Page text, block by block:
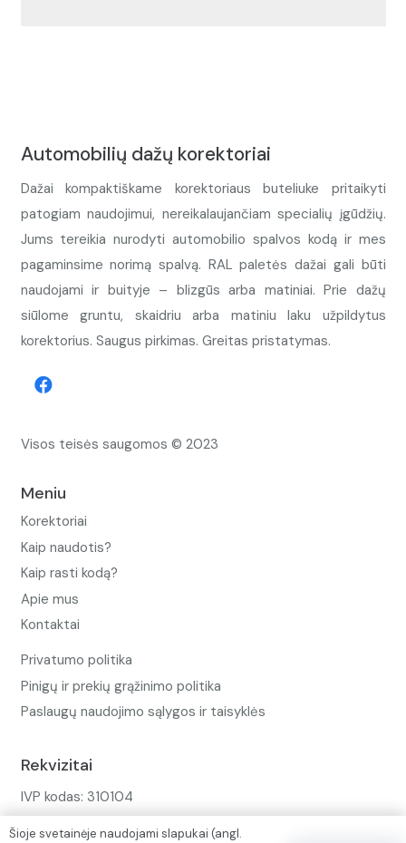
Automobilių dažų korektoriai
Dažai kompaktiškame korektoriaus buteliuke pritaikyti
patogiam naudojimui, nereikalaujančiam specialių įgūdžių.
Jums tereikia nurodyti automobilio spalvos kodą ir mes
pagaminsime norimą spalvą. RAL paletės dažai gali būti
naudojami ir buityje – blizgūs arba matiniai. Prie dažų
siūlome gruntu, skaidriu arba matiniu laku užpildytus
korektorius. Saugus pirkimas. Greitas pristatymas.
Visos teisės saugomos © 2023
Meniu
Korektoriai
Kaip naudotis?
Kaip rasti kodą?
Apie mus
Kontaktai
Privatumo politika
Pinigų ir prekių grąžinimo politika
Paslaugų naudojimo sąlygos ir taisyklės
Rekvizitai
IVP kodas: 310104
Šioje svetainėje naudojami slapukai (angl.